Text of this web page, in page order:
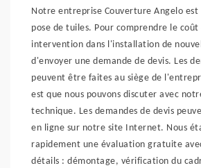
Notre entreprise Couverture Angelo est
pose de tuiles. Pour comprendre le
intervention dans l'installation de
d'envoyer une demande de devis. Les
peuvent être faites au siège de
est que nous pouvons discuter avec
technique. Les demandes de devis
en ligne sur notre site Internet. Nous
rapidement une évaluation gratuite
détails : démontage, vérification du